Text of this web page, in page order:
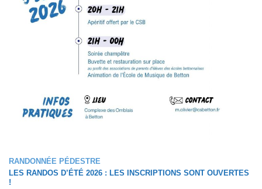
RANDONNÉE PÉDESTRE
LES RANDOS D’ÉTÉ 2026 : LES INSCRIPTIONS SONT OUVERTES
!